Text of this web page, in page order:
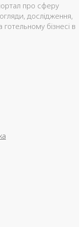
про сферу
огляди, дослідження,
бізнесі в